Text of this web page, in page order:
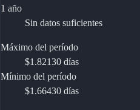
1 año
Sin datos suficientes
Máximo del período
$1.82130 días
Mínimo del período
$1.66430 días